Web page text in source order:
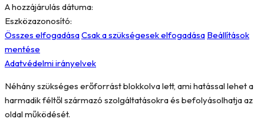
A hozzájárulás dátuma:
Eszközazonosító:
Összes elfogadásaCsak a szükségesek elfogadása Beállítások
mentése
Adatvédelmi irányelvek
Néhány szükséges erőforrást blokkolva lett, ami hatással lehet a
harmadik féltől származó szolgáltatásokra és befolyásolhatja az
oldal működését.